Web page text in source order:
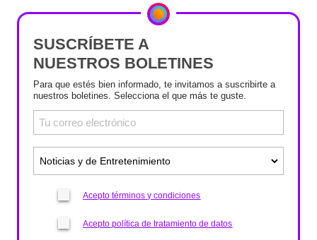
SUSCRÍBETE A
NUESTROS BOLETINES
Para que estés bien informado, te invitamos a suscribirte a
nuestros boletines. Selecciona el que más te guste.
Acepto términos y condiciones
Acepto política de tratamiento de datos